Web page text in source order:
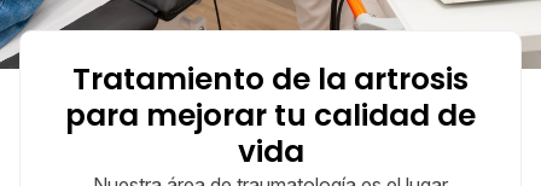
Tratamiento de la artrosis
para mejorar tu calidad de
vida